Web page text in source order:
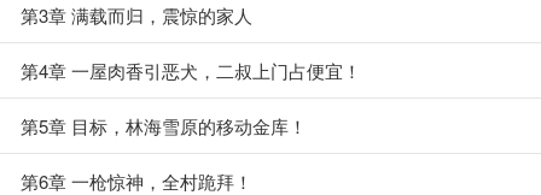
第3章 满载而归，震惊的家人
第4章 一屋肉香引恶犬，二叔上门占便宜！
第5章 目标，林海雪原的移动金库！
第6章 一枪惊神，全村跪拜！